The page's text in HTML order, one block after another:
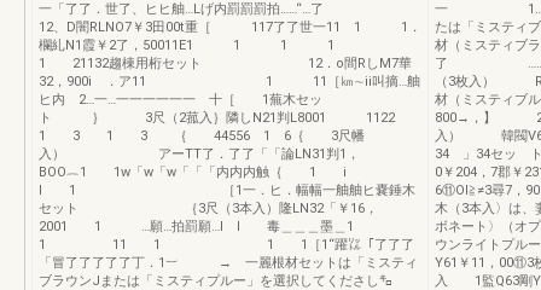
一「了了．世了、ヒヒ舳…Lげ内罰罰罰拍……“…了
12、D闇RLNO7￥3田00t重［ 117了了世一11 1 1．
欄糺N1霞￥2了，50011E1 1 1 1
1 21132趨棟用桁セット 12．o間RしM7華
32，900i ．ア11 1 11［㎞∼ii叫摘…舳
ヒ内 2…一…一一一一一一 十［ 1蕪木セッ
ト ｝ 3尺（2菰入｝隣しN21判L8001 1122
1 3 1 3 ｛ 44556 1 6｛ 3尺幡
入） アーTT了．了了「「論LN31判1，
BOO︷1 1w「w「w「「「内内内触｛ 1 i
l 1 ［1一．ヒ．幅幅一舳舳ヒ嚢錘木
セット ｛3尺（3本入）隆LN32「￥16，
2001 1 …願…拍罰願…I l 毒＿＿＿墨＿1
1 11 1 1 1［1“躍㍑「了了了
「冒了了了了了丁．1︸ → 一麗根材セットは「ミスティ
ブラウンJまたは「ミスティプルー」を選択してくださし㌔
一 1…1！1燈
たは「ミスティ
材（ミスティブ
了 ……．￥
（3枚入）
材（ミスティ
800→，】
入） 韓閥
34 」34セッ ト
0￥204，7郡￥
6⑪Ol≧≠3尋7，
木（3本入〉は、
ボネート〉（オ
ウンライトプ
Y61￥11，
入 1監Q63剛